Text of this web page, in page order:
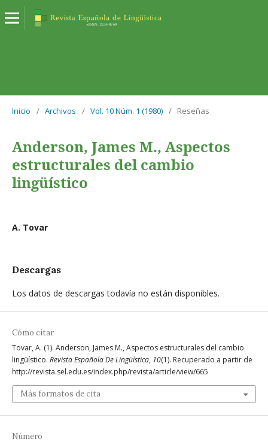
Inicio / Archivos / Vol. 10 Núm. 1 (1980) / Reseñas
Anderson, James M., Aspectos
estructurales del cambio
lingüístico
A. Tovar
Descargas
Los datos de descargas todavía no están disponibles.
Cómo citar
Tovar, A. (1). Anderson, James M., Aspectos estructurales del cambio
lingüístico. Revista Española De Lingüística, 10(1). Recuperado a partir de
http://revista.sel.edu.es/index.php/revista/article/view/665
Más formatos de cita
Número